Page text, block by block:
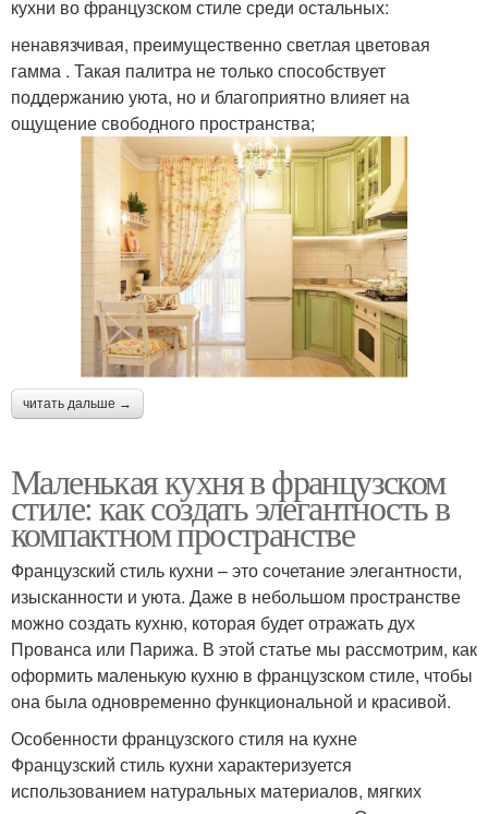
кухни во французском стиле среди остальных:
ненавязчивая, преимущественно светлая цветовая
гамма . Такая палитра не только способствует
поддержанию уюта, но и благоприятно влияет на
ощущение свободного пространства;
читать дальше →
Маленькая кухня в французском
стиле: как создать элегантность в
компактном пространстве
Французский стиль кухни – это сочетание элегантности,
изысканности и уюта. Даже в небольшом пространстве
можно создать кухню, которая будет отражать дух
Прованса или Парижа. В этой статье мы рассмотрим, как
оформить маленькую кухню в французском стиле, чтобы
она была одновременно функциональной и красивой.
Особенности французского стиля на кухне
Французский стиль кухни характеризуется
использованием натуральных материалов, мягких